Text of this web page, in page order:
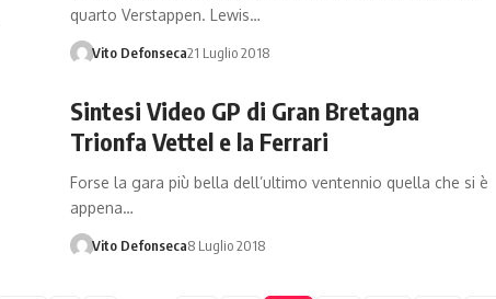
quarto Verstappen. Lewis…
Vito Defonseca21 Luglio 2018
Sintesi Video GP di Gran Bretagna
Trionfa Vettel e la Ferrari
Forse la gara più bella dell’ultimo ventennio quella che si è
appena…
Vito Defonseca8 Luglio 2018